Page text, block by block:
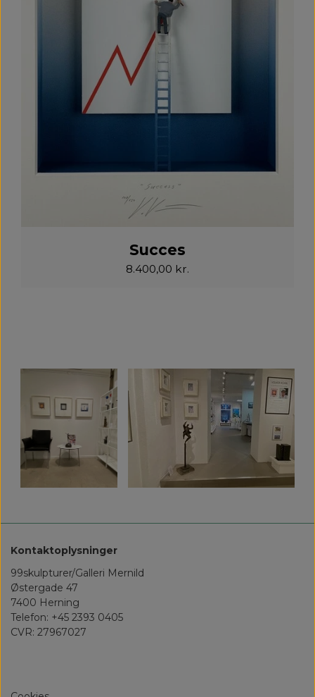
Succes
8.400,00 kr.
Kontaktoplysninger
99skulpturer/Galleri Mernild
Østergade 47
7400 Herning
Telefon: +45 2393 0405
CVR: 27967027